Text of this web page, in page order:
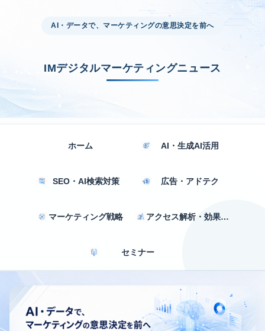
AI・データで、マーケティングの意思決定を前へ
IMデジタルマーケティングニュース
ホーム AI・生成AI活用
SEO・AI検索対策 広告・アドテク
マーケティング戦略 アクセス解析・効果測定
セミナー